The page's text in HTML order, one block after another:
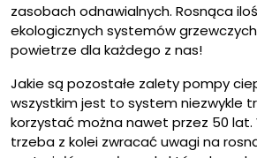
zasobach odnawialnych. Rosnąca
ekologicznych systemów
powietrze dla każdego z nas!
Jakie są pozostałe zalety pompy
wszystkim jest to system niezwykle
korzystać można nawet przez 50 lat.
trzeba z kolei zwracać uwagi na